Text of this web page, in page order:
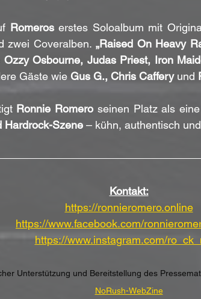
Romeros erstes Soloalbum mit
zwei Coveralben. „Raised On Heavy
Ozzy Osbourne, Judas Priest, Iron
Gäste wie Gus G., Chris Caffery und
Ronnie Romero seinen Platz als
Hardrock-Szene – kühn, authentisch
Kontakt:
https://ronnieromero.online
https://www.facebook.com/
https://www.instagram.com/
Unterstützung und Bereitstellung des
NoRush-WebZine